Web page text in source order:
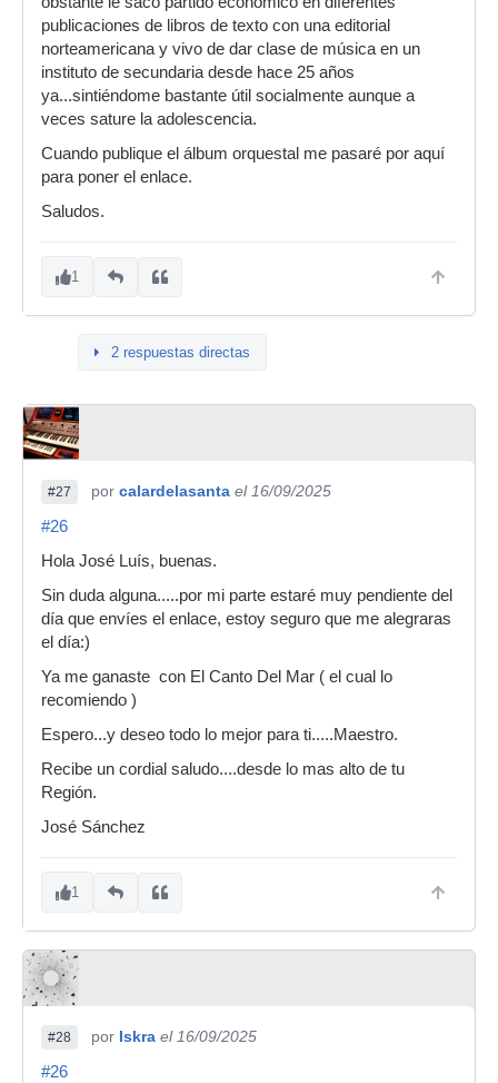
publicaciones de libros de texto con una editorial
norteamericana y vivo de dar clase de música en un
instituto de secundaria desde hace 25 años
ya...sintiéndome bastante útil socialmente aunque a
veces sature la adolescencia.
Cuando publique el álbum orquestal me pasaré por aquí
para poner el enlace.
Saludos.
1
2 respuestas directas
#27 por calardelasanta el 16/09/2025
#26
Hola José Luís, buenas.
Sin duda alguna.....por mi parte estaré muy pendiente del
día que envíes el enlace, estoy seguro que me alegraras
el día:)
Ya me ganaste con El Canto Del Mar ( el cual lo
recomiendo )
Espero...y deseo todo lo mejor para ti.....Maestro.
Recibe un cordial saludo....desde lo mas alto de tu
Región.
José Sánchez
1
#28 por Iskra el 16/09/2025
#26